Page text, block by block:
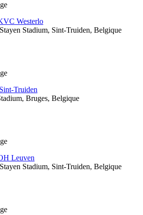
Westerlo
Stadium, Sint-Truiden, Belgique
Truiden
, Bruges, Belgique
Leuven
Stadium, Sint-Truiden, Belgique